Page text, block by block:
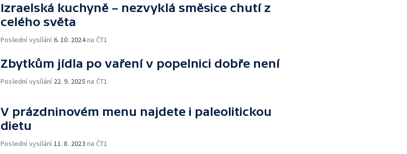
Izraelská kuchyně – nezvyklá směsice chutí z
celého světa
Poslední vysílání6. 10. 2024na ČT1
Zbytkům jídla po vaření v popelnici dobře není
Poslední vysílání 22. 9. 2025 na ČT1
V prázdninovém menu najdete i paleolitickou
dietu
Poslední vysílání 11. 8. 2023 na ČT1